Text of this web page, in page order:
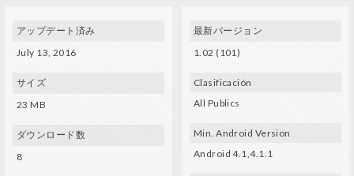
- Pick up cows and drop them off at the portal. Get as many as you can before
60 seconds.
CREDITS:
Jordan Swapp
Majd Abdulqadir
アップデート済み
July 13, 2016
サイズ
23 MB
ダウンロード数
8
最新バージョン
1.02 (101)
Clasificación
All Publics
Min. Android Version
Android 4.1,4.1.1